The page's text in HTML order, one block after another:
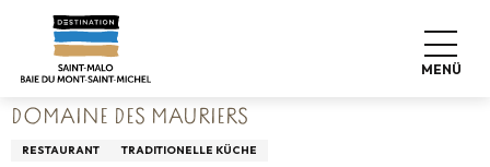
contenu
MENÜ
Startseite
Wo man essen kann
Restaurants
DOMAINE DES MAURIERS
RESTAURANT TRADITIONELLE KÜCHE